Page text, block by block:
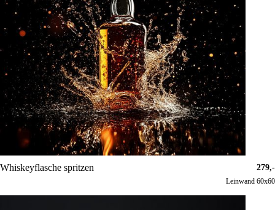
Whiskeyflasche spritzen 279,-
Leinwand 60x60